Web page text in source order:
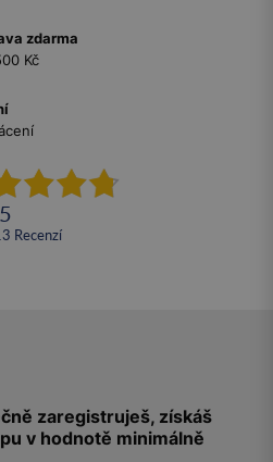
zdarma
Kč
5
recenzí
zaregistruješ, získáš
v hodnotě minimálně